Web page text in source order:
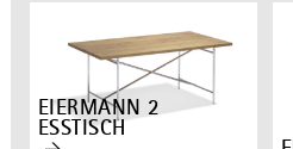
EIERMANN 2
ESSTISCH